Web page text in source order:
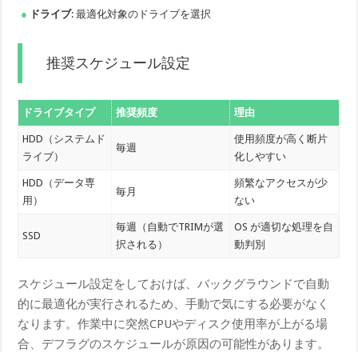
ドライブ: 最適化対象のドライブを選択
推奨スケジュール設定
ドライブタイプ 推奨頻度 理由
HDD（システムド
ライブ）
毎週
使用頻度が高く断片
化しやすい
HDD（データ専
用）
毎月
頻繁なアクセスが少
ない
SSD
毎週（自動でTRIMが選
択される）
OS が適切な処理を自
動判別
スケジュール設定をしておけば、バックグラウンドで自動
的に最適化が実行されるため、手動で気にする必要がなく
なります。作業中に突然CPUやディスク使用率が上がる場
合、デフラグのスケジュールが原因の可能性があります。